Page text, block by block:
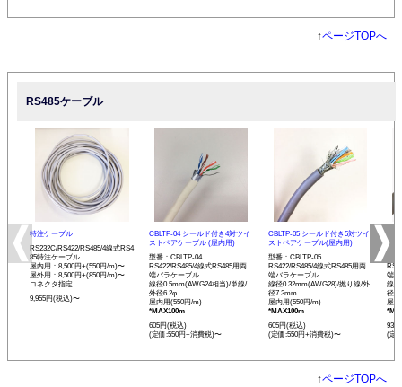
↑ページTOPへ
RS485ケーブル
特注ケーブル
RS232C/RS422/RS485/4線式RS4
85特注ケーブル
屋内用：8,500円+(550円/m)〜
屋外用：8,500円+(850円/m)〜
コネクタ指定
9,955円(税込)〜
CBLTP-04 シールド付き4対ツイ
ストペアケーブル (屋内用)
型番：CBLTP-04
RS422/RS485/4線式RS485用両
端バラケーブル
線径0.5mm(AWG24相当)/単線/
外径6.2φ
屋内用(550円/m)
*MAX100m
605円(税込)
(定価:550円+消費税)〜
CBLTP-05 シールド付き5対ツイ
ストペアケーブル(屋内用)
型番：CBLTP-05
RS422/RS485/4線式RS485用両
端バラケーブル
線径0.32mm(AWG28)/撚り線/外
径7.3mm
屋内用(550円/m)
*MAX100m
605円(税込)
(定価:550円+消費税)〜
イ
端
線
径
屋
935
(定
↑ページTOPへ